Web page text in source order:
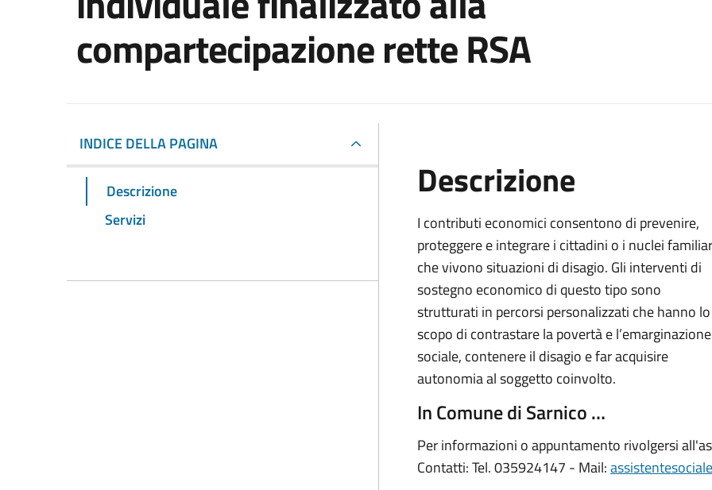
compartecipazione rette RSA
INDICE DELLA PAGINA
Descrizione
Servizi
Descrizione
I contributi economici consentono di prevenire,
proteggere e integrare i cittadini o i nuclei
che vivono situazioni di disagio. Gli interventi di
sostegno economico di questo tipo sono
strutturati in percorsi personalizzati che hanno lo
scopo di contrastare la povertà e l’emarginazione
sociale, contenere il disagio e far acquisire
autonomia al soggetto coinvolto.
In Comune di Sarnico …
Per informazioni o appuntamento rivolgersi
Contatti: Tel. 035924147 - Mail: